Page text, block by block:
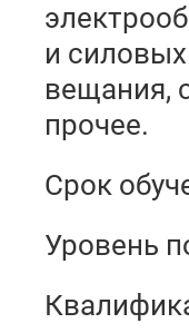
и
вещания,
прочее.
Срок
Уровень